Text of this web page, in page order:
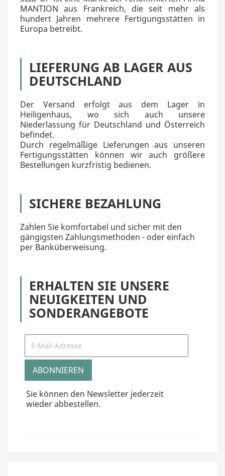
MANTION aus Frankreich, die seit mehr als
hundert Jahren mehrere Fertigungsstätten in
Europa betreibt.
LIEFERUNG AB LAGER AUS
DEUTSCHLAND
Der Versand erfolgt aus dem Lager in
Heiligenhaus, wo sich auch unsere
Niederlassung für Deutschland und Österreich
befindet.
Durch regelmäßige Lieferungen aus unseren
Fertigungsstätten können wir auch größere
Bestellungen kurzfristig bedienen.
SICHERE BEZAHLUNG
Zahlen Sie komfortabel und sicher mit den
gängigsten Zahlungsmethoden - oder einfach
per Banküberweisung.
ERHALTEN SIE UNSERE
NEUIGKEITEN UND
SONDERANGEBOTE
Sie können den Newsletter jederzeit
wieder abbestellen.